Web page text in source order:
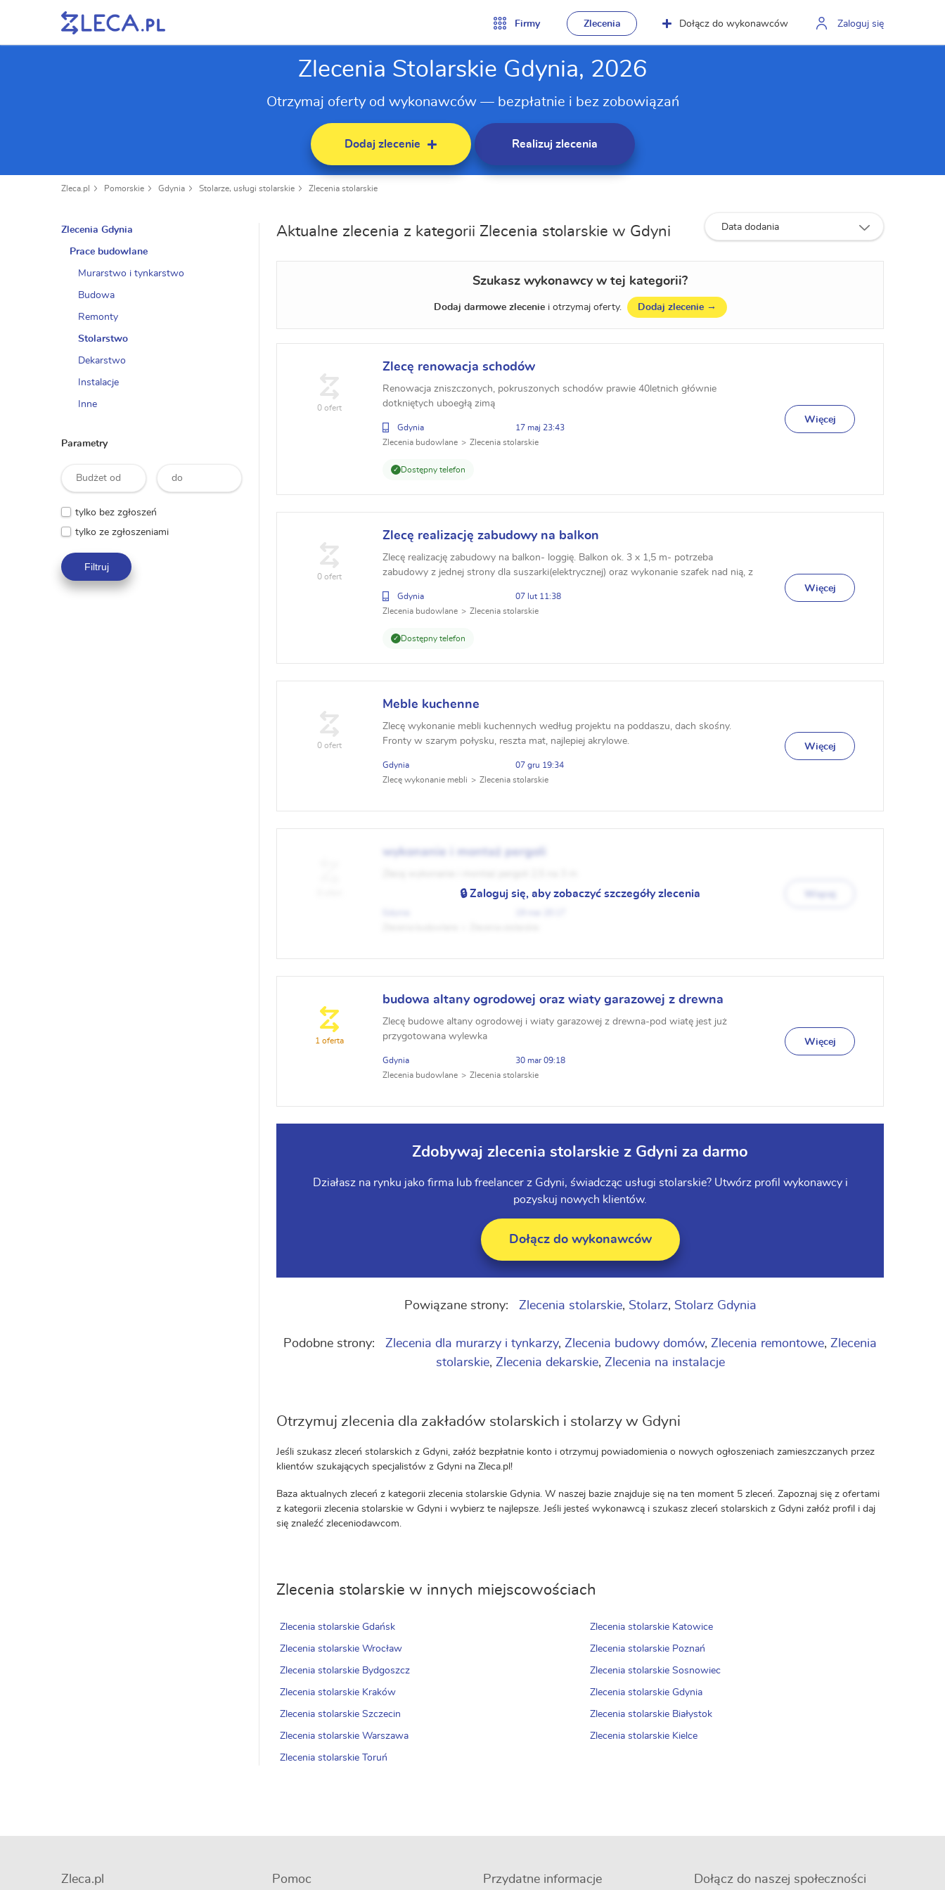
Firmy Zlecenia Dołącz do wykonawców Zaloguj się
Zlecenia Stolarskie Gdynia, 2026
Otrzymaj oferty od wykonawców — bezpłatnie i bez zobowiązań
Dodaj zlecenie Realizuj zlecenia
Zleca.pl Pomorskie Gdynia Stolarze, usługi stolarskie Zlecenia stolarskie
Data dodania
Aktualne zlecenia z kategorii Zlecenia stolarskie w Gdyni
Szukasz wykonawcy w tej kategorii?
Dodaj darmowe zleceniei otrzymaj oferty. Dodaj zlecenie →
Zlecę renowacja schodów
Renowacja zniszczonych, pokruszonych schodów prawie 40letnich głównie
dotkniętych uboegłą zimą
Gdynia
17 maj 23:43
Zlecenia budowlane
Zlecenia stolarskie
Dostępny telefon
0 ofert
Więcej
Zlecę realizację zabudowy na balkon
Zlecę realizację zabudowy na balkon- loggię. Balkon ok. 3 x 1,5 m- potrzeba
zabudowy z jednej strony dla suszarki(elektrycznej) oraz wykonanie szafek nad nią, z
Gdynia
07 lut 11:38
Zlecenia budowlane
Zlecenia stolarskie
Dostępny telefon
0 ofert
Więcej
Meble kuchenne
Zlecę wykonanie mebli kuchennych według projektu na poddaszu, dach skośny.
Fronty w szarym połysku, reszta mat, najlepiej akrylowe.
Gdynia
07 gru 19:34
Zlecę wykonanie mebli
Zlecenia stolarskie
0 ofert Więcej
wykonanie i montaż pergoli
🔒 Zaloguj się, aby zobaczyć szczegóły zlecenia
budowa altany ogrodowej oraz wiaty garazowej z drewna
Zlecę budowe altany ogrodowej i wiaty garazowej z drewna-pod wiatę jest już
przygotowana wylewka
Gdynia
30 mar 09:18
Zlecenia budowlane
Zlecenia stolarskie
1 oferta Więcej
Zdobywaj zlecenia stolarskie z Gdyni za darmo
Działasz na rynku jako firma lub freelancer z Gdyni, świadcząc usługi stolarskie? Utwórz profil wykonawcy i
pozyskuj nowych klientów.
Dołącz do wykonawców
Powiązane strony: Zlecenia stolarskie, Stolarz, Stolarz Gdynia
Podobne strony: Zlecenia dla murarzy i tynkarzy, Zlecenia budowy domów, Zlecenia remontowe, Zlecenia
stolarskie, Zlecenia dekarskie, Zlecenia na instalacje
Otrzymuj zlecenia dla zakładów stolarskich i stolarzy w Gdyni
Jeśli szukasz zleceń stolarskich z Gdyni, załóż bezpłatnie konto i otrzymuj powiadomienia o nowych ogłoszeniach zamieszczanych przez
klientów szukających specjalistów z Gdyni na Zleca.pl!
Baza aktualnych zleceń z kategorii zlecenia stolarskie Gdynia. W naszej bazie znajduje się na ten moment 5 zleceń. Zapoznaj się z ofertami
z kategorii zlecenia stolarskie w Gdyni i wybierz te najlepsze. Jeśli jesteś wykonawcą i szukasz zleceń stolarskich z Gdyni załóż profil i daj
się znaleźć zleceniodawcom.
Zlecenia stolarskie w innych miejscowościach
Zlecenia stolarskie Gdańsk
Zlecenia stolarskie Wrocław
Zlecenia stolarskie Bydgoszcz
Zlecenia stolarskie Kraków
Zlecenia stolarskie Szczecin
Zlecenia stolarskie Warszawa
Zlecenia stolarskie Toruń
Zlecenia stolarskie Katowice
Zlecenia stolarskie Poznań
Zlecenia stolarskie Sosnowiec
Zlecenia stolarskie Gdynia
Zlecenia stolarskie Białystok
Zlecenia stolarskie Kielce
Zlecenia Gdynia
Prace budowlane
Murarstwo i tynkarstwo
Budowa
Remonty
Stolarstwo
Dekarstwo
Instalacje
Inne
Parametry
tylko bez zgłoszeń
tylko ze zgłoszeniami
Filtruj
Zleca.pl Pomoc Przydatne informacje Dołącz do naszej społeczności